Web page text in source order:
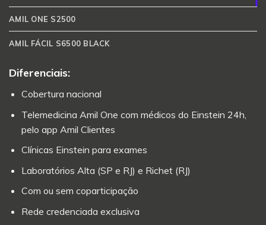
AMIL ONE S2500
AMIL FÁCIL S6500 BLACK
Diferenciais:
Cobertura nacional
Telemedicina Amil One com médicos do Einstein 24h,
pelo app Amil Clientes
Clínicas Einstein para exames
Laboratórios Alta (SP e RJ) e Richet (RJ)
Com ou sem coparticipação
Rede credenciada exclusiva